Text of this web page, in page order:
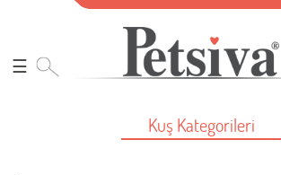
☰
Kuş Kategorileri